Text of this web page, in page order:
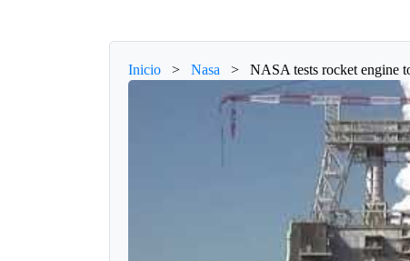
Inicio > Nasa > NASA tests rocket engine